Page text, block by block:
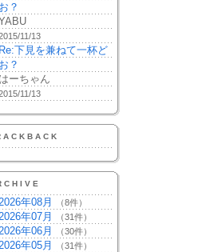
お？
11/13
Re:下見を兼ねて一杯ど
お？
はーちゃん
11/13
年08月 （8件）
年07月 （31件）
年06月 （30件）
年05月 （31件）